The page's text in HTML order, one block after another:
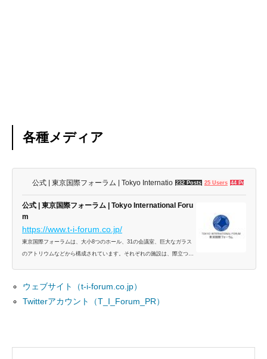
各種メディア
公式 | 東京国際フォーラム | Tokyo International Forum
232 Posts 25 Users 44 Pockets
公式 | 東京国際フォーラム | Tokyo International Foru
m
https://www.t-i-forum.co.jp/
東京国際フォーラムは、大小8つのホール、31の会議室、巨大なガラス
のアトリウムなどから構成されています。それぞれの施設は、際立つ個
ウェブサイト（t-i-forum.co.jp）
Twitterアカウント（T_I_Forum_PR）